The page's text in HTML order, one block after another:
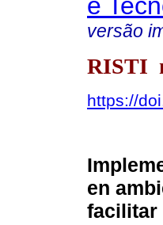
versão
RISTI
https://
en
facilitar